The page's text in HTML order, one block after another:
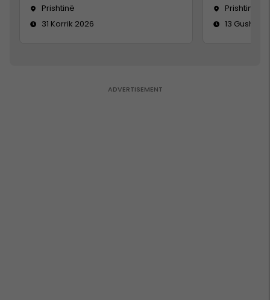
Prishtinë
31 Korrik 2026
Prishtinë
13 Gusht